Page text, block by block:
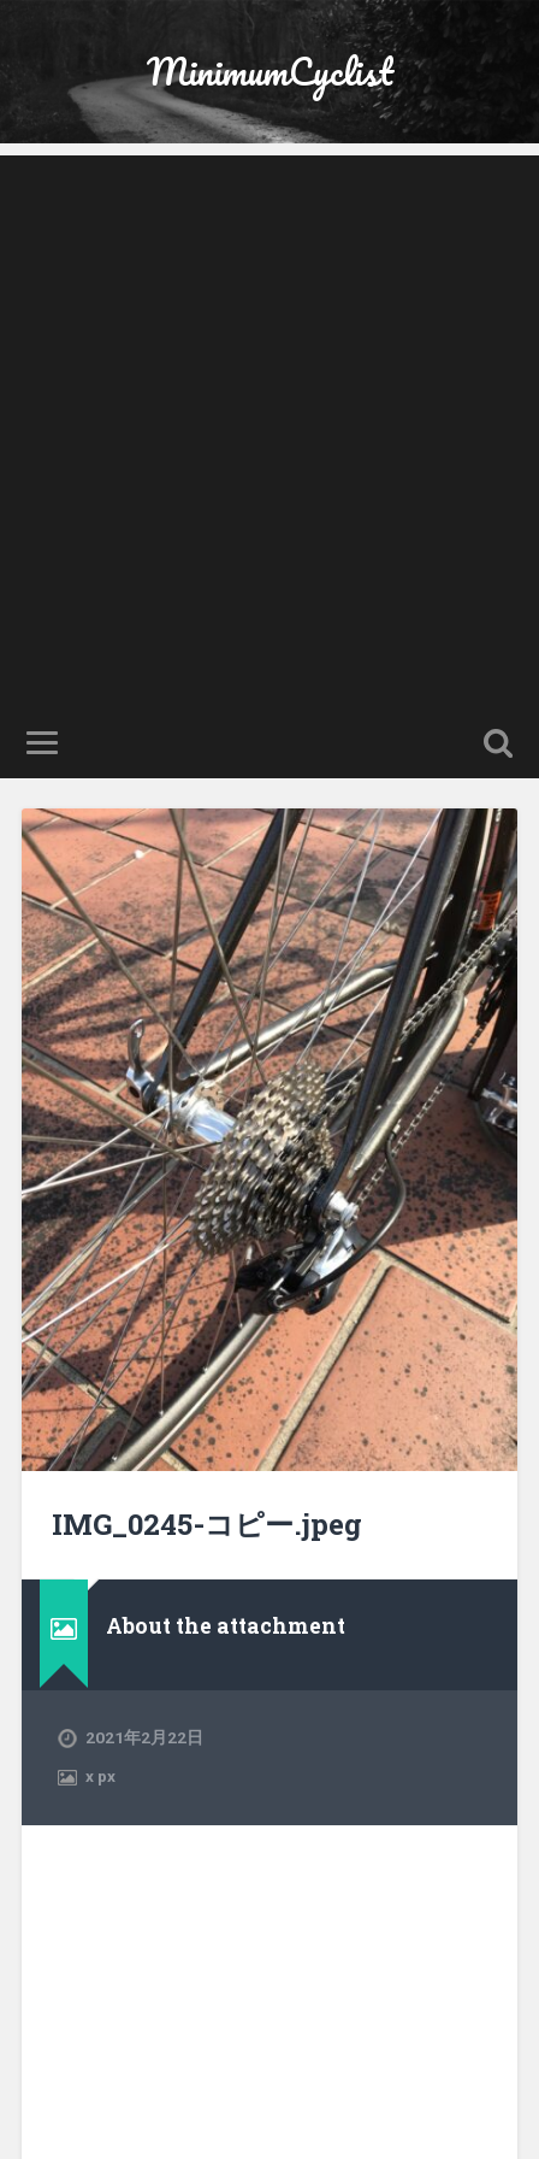
MinimumCyclist
IMG_0245-コピー.jpeg
About the attachment
2021年2月22日
xpx